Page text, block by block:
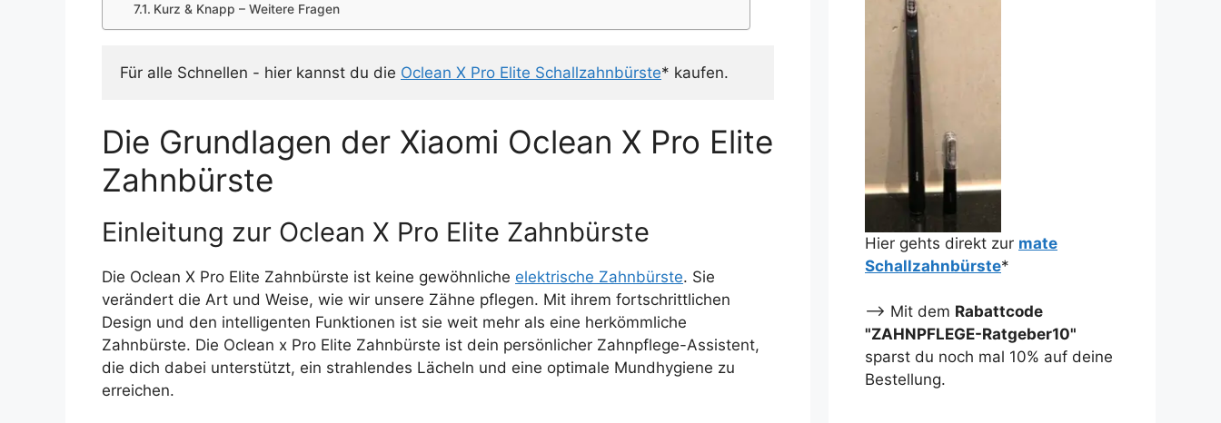
Kurz & Knapp – Weitere Fragen
Für alle Schnellen - hier kannst du die Oclean X Pro Elite Schallzahnbürste* kaufen.
Die Grundlagen der Xiaomi Oclean X Pro Elite
Zahnbürste
Einleitung zur Oclean X Pro Elite Zahnbürste
Die Oclean X Pro Elite Zahnbürste ist keine gewöhnliche elektrische Zahnbürste. Sie
verändert die Art und Weise, wie wir unsere Zähne pflegen. Mit ihrem fortschrittlichen
Design und den intelligenten Funktionen ist sie weit mehr als eine herkömmliche
Zahnbürste. Die Oclean x Pro Elite Zahnbürste ist dein persönlicher Zahnpflege-Assistent,
die dich dabei unterstützt, ein strahlendes Lächeln und eine optimale Mundhygiene zu
erreichen.
Hier gehts direkt zur mate
Schallzahnbürste*
--> Mit dem Rabattcode
"ZAHNPFLEGE-Ratgeber10"
sparst du noch mal 10% auf deine
Bestellung.